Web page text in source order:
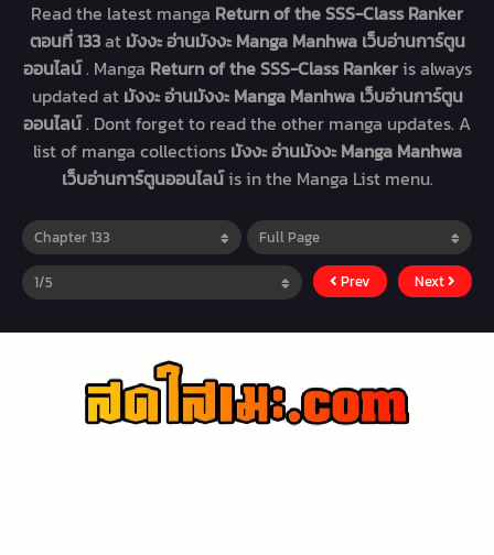
Read the latest manga Return of the SSS-Class Ranker
ตอนที่ 133at มังงะ อ่านมังงะ Manga Manhwa เว็บอ่านการ์ตูน
ออนไลน์. Manga Return of the SSS-Class Rankeris always
updated at มังงะ อ่านมังงะ Manga Manhwa เว็บอ่านการ์ตูน
ออนไลน์. Dont forget to read the other manga updates. A
list of manga collections มังงะ อ่านมังงะ Manga Manhwa
เว็บอ่านการ์ตูนออนไลน์is in the Manga List menu.
Prev Next